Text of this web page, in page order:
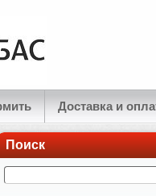
Доставка и
Поиск